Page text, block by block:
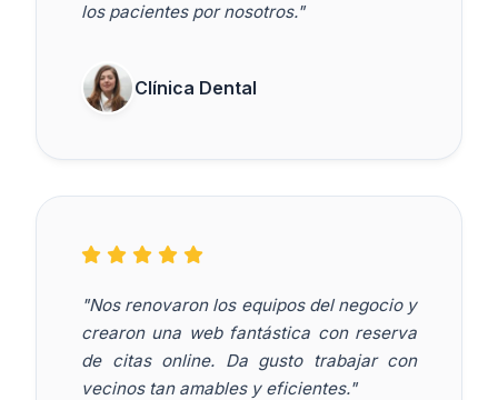
los pacientes por nosotros."
Clínica Dental
"Nos renovaron los equipos del negocio y
crearon una web fantástica con reserva
de citas online. Da gusto trabajar con
vecinos tan amables y eficientes."